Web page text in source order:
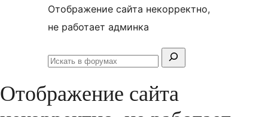
содержимому
Отображение сайта некорректно,
не работает админка
Поиск:
Искать
Отображение сайта